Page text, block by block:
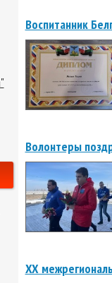
Воспитанник
Волонтеры
XX